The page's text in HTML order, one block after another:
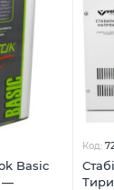
Basic
—
Код: